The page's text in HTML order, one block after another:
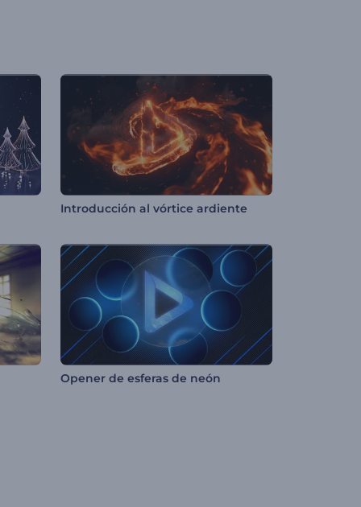
Introducción al vórtice ardiente
Opener de esferas de neón